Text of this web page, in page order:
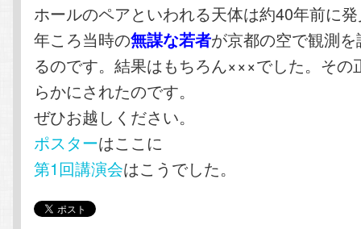
ホールのペアといわれる天体は約40年前に
年ころ当時の無謀な若者が京都の空で観測
るのです。結果はもちろん×××でした。その
らかにされたのです。
ぜひお越しください。
ポスターはここに
第1回講演会はこうでした。